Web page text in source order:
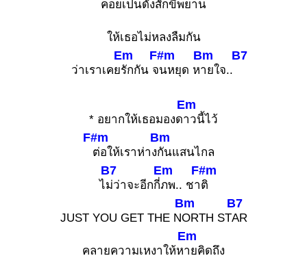
คอยเป็นดั่งสักขีพยาน
ให้เธอไม่หลงลืมกัน
ว่าเราเคย
Em
รักกัน จ
F#m
นหยุด ห
Bm
ายใจ..
B7
* อยากให้เธอมองด
Em
าวนี้ไว้
F#m
ต่อให้เราห่าง
Bm
กันแสนไกล
ไ
B7
ม่ว่าจะอีกกี่
Em
ภพ.. ชา
F#m
ติ
JUST YOU GET THE N
Bm
ORTH ST
B7
AR
คลายความเหงาให้ห
Em
ายคิดถึง